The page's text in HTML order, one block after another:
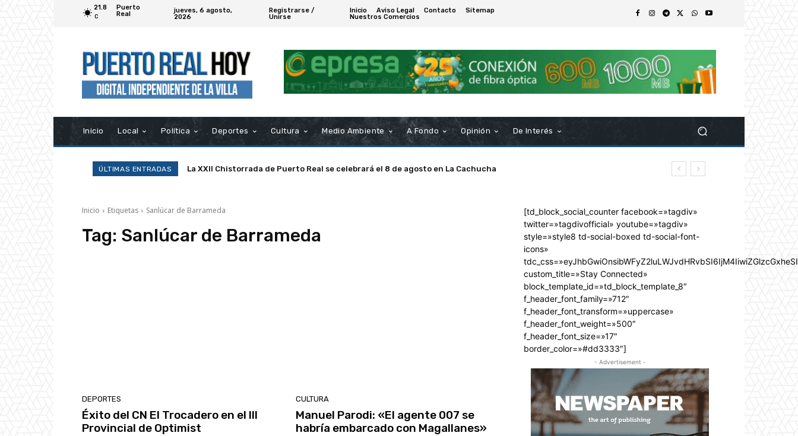
21.8
C
Puerto
Real
jueves, 6 agosto,
2026
Registrarse /
Unirse
Inicio Aviso Legal Contacto
Sitemap
Nuestros Comercios
Inicio Local Política Deportes Cultura Medio Ambiente A Fondo Opinión De Interés
ÚLTIMAS ENTRADAS La XXII Chistorrada de Puerto Real se celebrará el 8 de agosto en La Cachucha
Inicio Etiquetas Sanlúcar de Barrameda
Tag: Sanlúcar de Barrameda
DEPORTES
Éxito del CN El Trocadero en el III
Provincial de Optimist
CULTURA
Manuel Parodi: «El agente 007 se
habría embarcado con Magallanes»
[td_block_social_counter facebook=»tagdiv»
twitter=»tagdivofficial» youtube=»tagdiv»
style=»style8 td-social-boxed td-social-font-
icons»
custom_title=»Stay Connected»
block_template_id=»td_block_template_8″
f_header_font_family=»712″
f_header_font_transform=»uppercase»
f_header_font_weight=»500″
f_header_font_size=»17″
border_color=»#dd3333″]
- Advertisement -